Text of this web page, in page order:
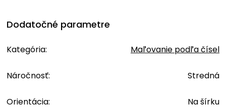
Dodatočné parametre
Kategória: Maľovanie podľa čísel
Náročnosť: Stredná
Orientácia: Na šírku